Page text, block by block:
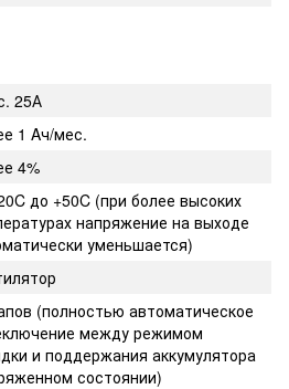
25А
1 Aч/мес.
4%
до +50C (при более высоких
напряжение на выходе
уменьшается)
(полностью автоматическое
между режимом
и поддержания аккумулятора
состоянии)